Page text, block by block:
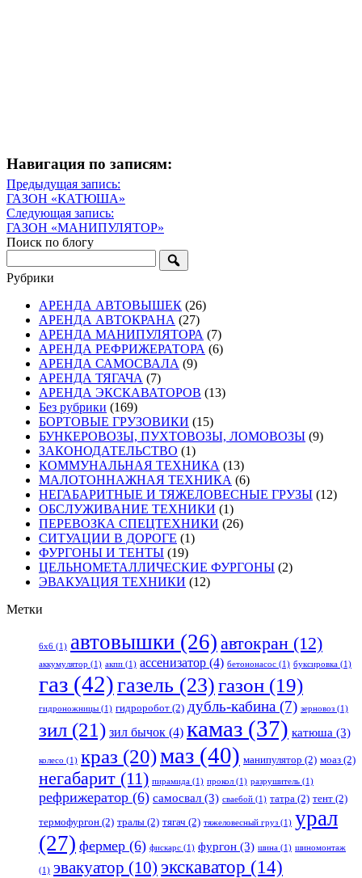
Навигация по записям:
Навигация
по
записям
Предыдущая запись:
Предыдущая
запись
ГАЗОН «КАТЮША»
Следующая запись:
Следующая
запись
ГАЗОН «МАНИПУЛЯТОР»
Поиск по блогу
Рубрики
АРЕНДА АВТОВЫШЕК (26)
АРЕНДА АВТОКРАНА (27)
АРЕНДА МАНИПУЛЯТОРА (7)
АРЕНДА РЕФРИЖЕРАТОРА (6)
АРЕНДА САМОСВАЛА (9)
АРЕНДА ТЯГАЧА (7)
АРЕНДА ЭКСКАВАТОРОВ (13)
Без рубрики (169)
БОРТОВЫЕ ГРУЗОВИКИ (15)
БУНКЕРОВОЗЫ, ПУХТОВОЗЫ, ЛОМОВОЗЫ (9)
ЗАКОНОДАТЕЛЬСТВО (1)
КОММУНАЛЬНАЯ ТЕХНИКА (13)
МАЛОТОННАЖНАЯ ТЕХНИКА (6)
НЕГАБАРИТНЫЕ И ТЯЖЕЛОВЕСНЫЕ ГРУЗЫ (12)
ОБСЛУЖИВАНИЕ ТЕХНИКИ (1)
ПЕРЕВОЗКА СПЕЦТЕХНИКИ (26)
СИТУАЦИИ В ДОРОГЕ (1)
ФУРГОНЫ И ТЕНТЫ (19)
ЦЕЛЬНОМЕТАЛЛИЧЕСКИЕ ФУРГОНЫ (2)
ЭВАКУАЦИЯ ТЕХНИКИ (12)
Метки
6x6 (1) автовышки (26) автокран (12)
аккумулятор (1) акпп (1) ассенизатор (4) бетононасос (1) буксировка (1)
газ (42)газель (23)газон (19)
гидроножницы (1) гидроробот (2) дубль-кабина (7) зерновоз (1)
зил (21) зил бычок (4) камаз (37) катюша (3)
колесо (1) краз (20)маз (40) манипулятор (2) моаз (2)
негабарит (11) пирамида (1) прокол (1) разрушитель (1)
рефрижератор (6) самосвал (3) сваебой (1) татра (2) тент (2)
термофургон (2) тралы (2) тягач (2) тяжеловесный груз (1) урал
(27) фермер (6) фискарс (1) фургон (3) шина (1) шиномонтаж
(1) эвакуатор (10) экскаватор (14)